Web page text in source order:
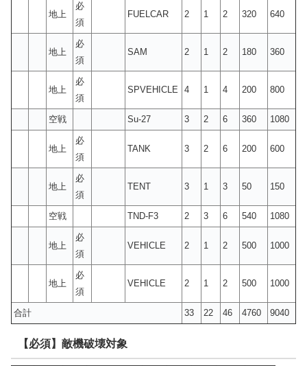
地上
必
須
FUELCAR 2 1 2 320 640
地上
必
須
SAM 2 1 2 180 360
地上
必
須
SPVEHICLE 4 1 4 200 800
空戦 Su-27 3 2 6 360 1080
地上
必
須
TANK 3 2 6 200 600
地上
必
須
TENT 3 1 3 50 150
空戦 TND-F3 2 3 6 540 1080
地上
必
須
VEHICLE 2 1 2 500 1000
地上
必
須
VEHICLE 2 1 2 500 1000
合計 33 22 46 4760 9040
【必須】敵機破壊対象